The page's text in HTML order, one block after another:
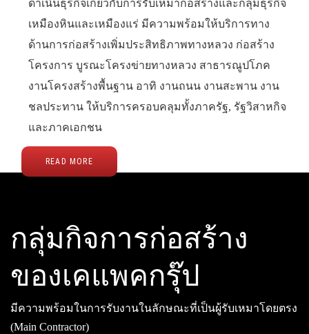
ดำเนินธุรกิจเกี่ยวกับการรับเหมาก่อสร้างและกลุ่มธุรกิจ
เหมืองหินและเหมืองแร่ มีความพร้อมให้บริการทาง
ด้านการก่อสร้างเพิ่มประสิทธิภาพทางหลวง ก่อสร้าง
โครงการ บูรณะโครงข่ายทางหลวง สาธารณูปโภค
งานโครงสร้างพื้นฐาน อาทิ งานถนน งานสะพาน งาน
ชลประทาน ให้บริการครอบคลุมทั้งภาครัฐ, รัฐวิสาหกิจ
และภาคเอกชน
READ MORE
กลุ่มกิจการก่อสร้าง
ของเคแพคกรุ๊ป
มีความพร้อมในการรับงานในลักษณะที่เป็นผู้รับเหมาโดยตรง
(Main Contractor)